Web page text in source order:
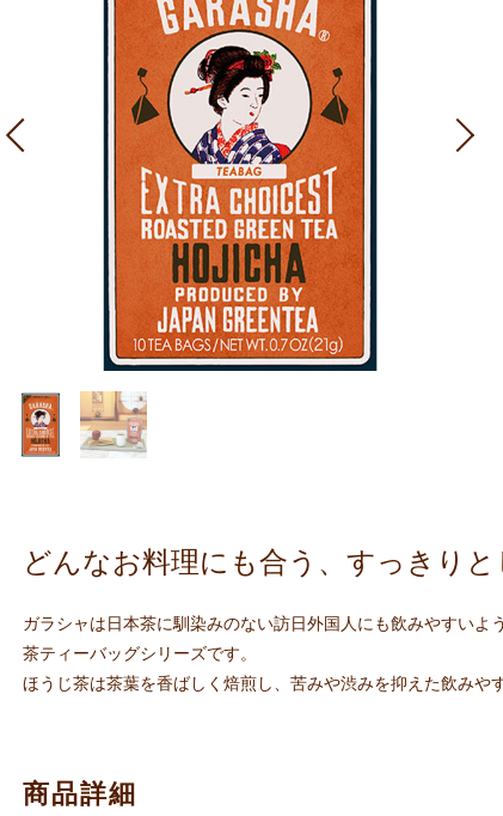
どんなお料理にも合う、すっきりと
ガラシャは日本茶に馴染みのない訪日外国人にも飲みやすい
茶ティーバッグシリーズです。
ほうじ茶は茶葉を香ばしく焙煎し、苦みや渋みを抑えた飲みや
商品詳細